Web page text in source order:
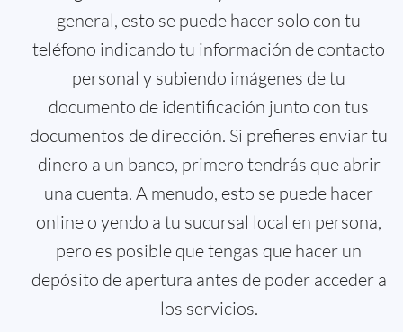
general, esto se puede hacer solo con tu
teléfono indicando tu información de contacto
personal y subiendo imágenes de tu
documento de identificación junto con tus
documentos de dirección. Si prefieres enviar tu
dinero a un banco, primero tendrás que abrir
una cuenta. A menudo, esto se puede hacer
online o yendo a tu sucursal local en persona,
pero es posible que tengas que hacer un
depósito de apertura antes de poder acceder a
los servicios.